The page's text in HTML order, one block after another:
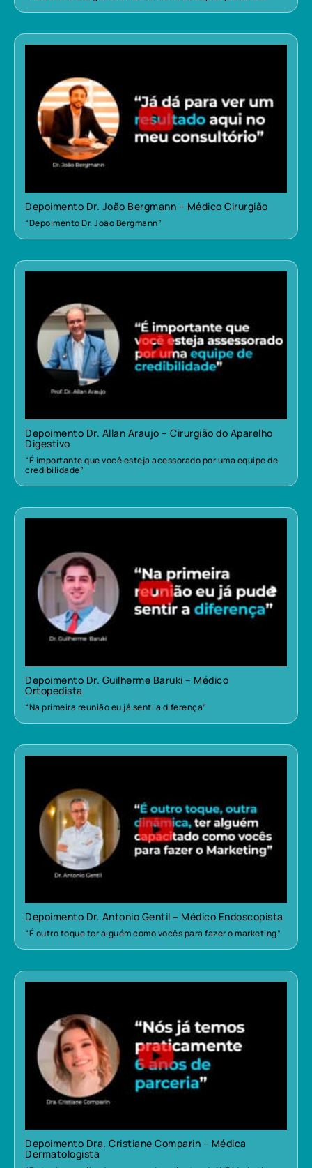
Depoimento Dr. João Bergmann – Médico Cirurgião
“Depoimento Dr. João Bergmann”
Depoimento Dr. Allan Araujo – Cirurgião do Aparelho
Digestivo
“É importante que você esteja acessorado por uma equipe de
credibilidade”
Depoimento Dr. Guilherme Baruki – Médico
Ortopedista
“Na primeira reunião eu já senti a diferença”
Depoimento Dr. Antonio Gentil – Médico Endoscopista
“É outro toque ter alguém como vocês para fazer o marketing”
Depoimento Dra. Cristiane Comparin – Médica
Dermatologista